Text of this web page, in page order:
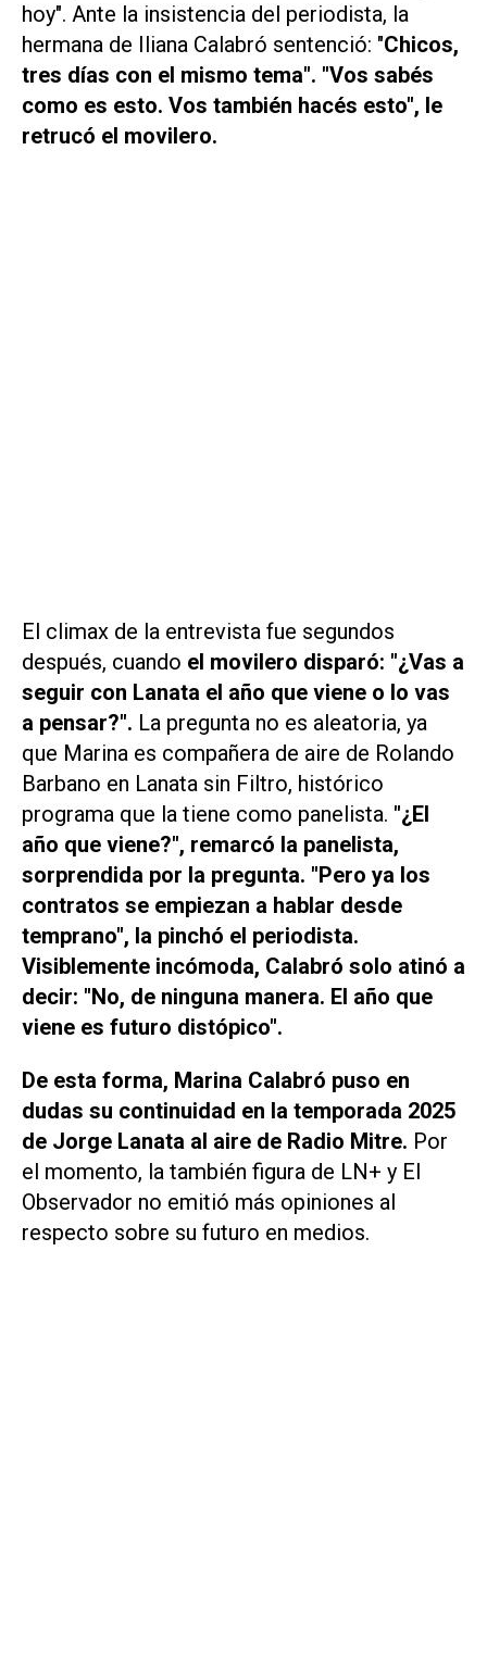
hoy". Ante la insistencia del periodista, la
hermana de Iliana Calabró sentenció: "Chicos,
tres días con el mismo tema". "Vos sabés
como es esto. Vos también hacés esto", le
retrucó el movilero.
El climax de la entrevista fue segundos
después, cuando el movilero disparó: "¿Vas a
seguir con Lanata el año que viene o lo vas
a pensar?". La pregunta no es aleatoria, ya
que Marina es compañera de aire de Rolando
Barbano en Lanata sin Filtro, histórico
programa que la tiene como panelista. "¿El
año que viene?", remarcó la panelista,
sorprendida por la pregunta. "Pero ya los
contratos se empiezan a hablar desde
temprano", la pinchó el periodista.
Visiblemente incómoda, Calabró solo atinó a
decir: "No, de ninguna manera. El año que
viene es futuro distópico".
De esta forma, Marina Calabró puso en
dudas su continuidad en la temporada 2025
de Jorge Lanata al aire de Radio Mitre. Por
el momento, la también figura de LN+ y El
Observador no emitió más opiniones al
respecto sobre su futuro en medios.